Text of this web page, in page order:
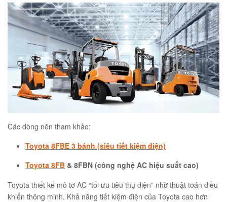
Các dòng nên tham khảo:
Toyota 8FBE 3 bánh (siêu tiết kiệm điện)
Toyota 8FB & 8FBN (công nghệ AC hiệu suất cao)
Toyota thiết kế mô tơ AC “tối ưu tiêu thụ điện” nhờ thuật toán điều
khiển thông minh. Khả năng tiết kiệm điện của Toyota cao hơn